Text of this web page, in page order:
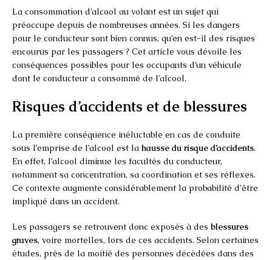
La consommation d’alcool au volant est un sujet qui
préoccupe depuis de nombreuses années. Si les dangers
pour le conducteur sont bien connus, qu’en est-il des risques
encourus par les passagers ? Cet article vous dévoile les
conséquences possibles pour les occupants d’un véhicule
dont le conducteur a consommé de l’alcool.
Risques d’accidents et de blessures
La première conséquence inéluctable en cas de conduite
sous l’emprise de l’alcool est la hausse du risque d’accidents.
En effet, l’alcool diminue les facultés du conducteur,
notamment sa concentration, sa coordination et ses réflexes.
Ce contexte augmente considérablement la probabilité d’être
impliqué dans un accident.
Les passagers se retrouvent donc exposés à des blessures
graves, voire mortelles, lors de ces accidents. Selon certaines
études, près de la moitié des personnes décédées dans des